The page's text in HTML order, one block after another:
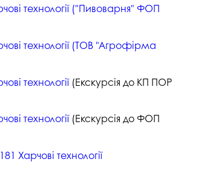
технології ("Пивоварня" ФОП
технології (ТОВ "Агрофірма
технології(Екскурсія до КП ПОР
технології(Екскурсія до ФОП
Харчові технології